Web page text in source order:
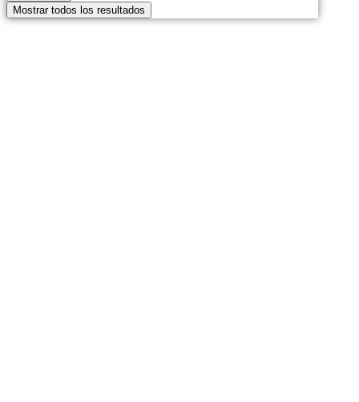
Mostrar todos los resultados